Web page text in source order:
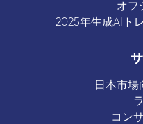
オフ
2025年生成AIト
日本市場
コン